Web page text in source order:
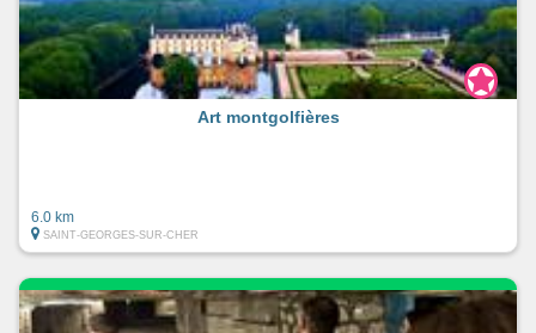
Art montgolfières
6.0 km
SAINT-GEORGES-SUR-CHER